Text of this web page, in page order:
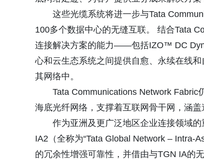
这些光缆系统将进一步与Tata
100多个数据中心的无缝互联。 结合Tata
连接解决方案的能力——包括IZO™ DC
心和云生态系统之间提供自愈、永续在线
其网络中。
Tata Communications Network Fabric
海底光纤网络，支撑着互联网骨干网，涵
作为亚洲及更广泛地区企业连接领域
IA2（全称为“Tata Global Network – Intra-
的冗余性增强可靠性，并借由与TGN IA的